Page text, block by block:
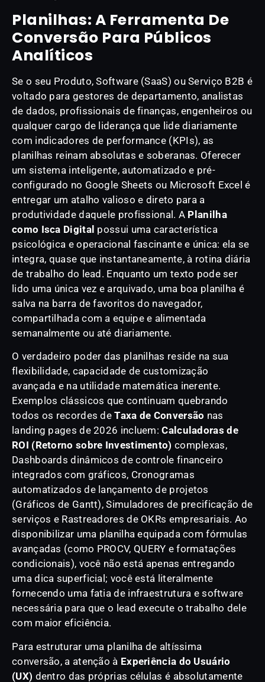
Planilhas: A Ferramenta De
Conversão Para Públicos
Analíticos
Se o seu Produto, Software (SaaS) ou Serviço B2B é
voltado para gestores de departamento, analistas
de dados, profissionais de finanças, engenheiros ou
qualquer cargo de liderança que lide diariamente
com indicadores de performance (KPIs), as
planilhas reinam absolutas e soberanas. Oferecer
um sistema inteligente, automatizado e pré-
configurado no Google Sheets ou Microsoft Excel é
entregar um atalho valioso e direto para a
produtividade daquele profissional. A Planilha
como Isca Digital possui uma característica
psicológica e operacional fascinante e única: ela se
integra, quase que instantaneamente, à rotina diária
de trabalho do lead. Enquanto um texto pode ser
lido uma única vez e arquivado, uma boa planilha é
salva na barra de favoritos do navegador,
compartilhada com a equipe e alimentada
semanalmente ou até diariamente.
O verdadeiro poder das planilhas reside na sua
flexibilidade, capacidade de customização
avançada e na utilidade matemática inerente.
Exemplos clássicos que continuam quebrando
todos os recordes deTaxa de Conversão nas
landing pages de 2026 incluem:Calculadoras de
ROI (Retorno sobre Investimento) complexas,
Dashboards dinâmicos de controle financeiro
integrados com gráficos, Cronogramas
automatizados de lançamento de projetos
(Gráficos de Gantt), Simuladores de precificação de
serviços e Rastreadores de OKRs empresariais. Ao
disponibilizar uma planilha equipada com fórmulas
avançadas (como PROCV, QUERY e formatações
condicionais), você não está apenas entregando
uma dica superficial; você está literalmente
fornecendo uma fatia de infraestrutura e software
necessária para que o lead execute o trabalho dele
com maior eficiência.
Para estruturar uma planilha de altíssima
conversão, a atenção à Experiência do Usuário
(UX) dentro das próprias células é absolutamente